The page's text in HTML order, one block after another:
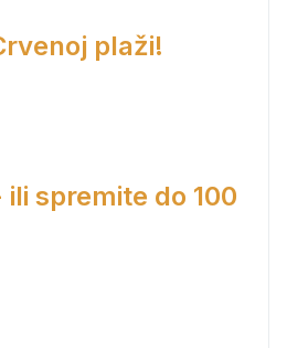
plaži!
spremite do 100